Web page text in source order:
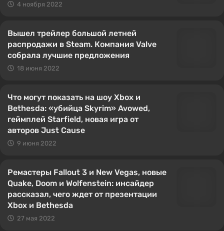
4 ноября 2022
Вышел трейлер большой летней
распродажи в Steam. Компания Valve
собрала лучшие предложения
18 июня 2022
Что могут показать на шоу Xbox и
Bethesda: «убийца Skyrim» Avowed,
геймплей Starfield, новая игра от
авторов Just Cause
9 июня 2022
Ремастеры Fallout 3 и New Vegas, новые
Quake, Doom и Wolfenstein: инсайдер
рассказал, чего ждет от презентации
Xbox и Bethesda
27 мая 2022